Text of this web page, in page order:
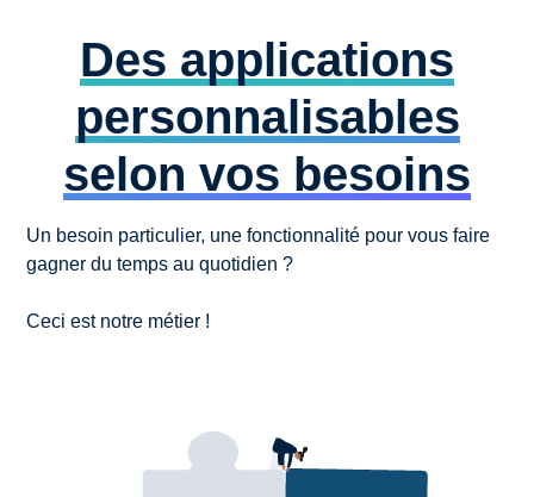
Des applications
personnalisables
selon vos besoins
Un besoin particulier, une fonctionnalité pour vous faire
gagner du temps au quotidien ?
Ceci est notre métier !